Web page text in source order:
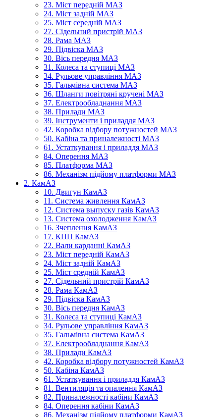
23. Міст передній МАЗ
24. Міст задній МАЗ
25. Міст середній МАЗ
27. Сідельний пристрій МАЗ
28. Рама МАЗ
29. Підвіска МАЗ
30. Вісь передня МАЗ
31. Колеса та ступиці МАЗ
34. Рульове управління МАЗ
35. Гальмівна система МАЗ
36. Шланги повітряні кручені МАЗ
37. Електрообладнання МАЗ
38. Прилади МАЗ
39. Інструменти і приладдя МАЗ
42. Коробка відбору потужностей МАЗ
50. Кабіна та приналежності МАЗ
61. Устаткування і приладдя МАЗ
84. Оперення МАЗ
85. Платформа МАЗ
86. Механізм підйому платформи МАЗ
2. КамАЗ
10. Двигун КамАЗ
11. Система живлення КамАЗ
12. Система выпуску газів КамАЗ
13. Система охолодження КамАЗ
16. Зчеплення КамАЗ
17. КПП КамАЗ
22. Вали карданні КамАЗ
23. Міст передній КамАЗ
24. Міст задній КамАЗ
25. Міст средній КамАЗ
27. Сідельний пристрій КамАЗ
28. Рама КамАЗ
29. Підвіска КамАЗ
30. Вісь передня КамАЗ
31. Колеса та ступиці КамАЗ
34. Рульове управління КамАЗ
35. Гальмівна система КамАЗ
37. Електрообладнання КамАЗ
38. Прилади КамАЗ
42. Коробка відбору потужностей КамАЗ
50. Кабіна КамАЗ
61. Устаткування і приладдя КамАЗ
81. Вентиляція та опалення КамАЗ
82. Приналежності кабіни КамАЗ
84. Оперення кабіни КамАЗ
86. Механізм підйому платформи КамАЗ